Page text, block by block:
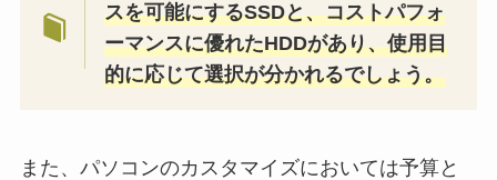
スを可能にするSSDと、コストパフォ
ーマンスに優れたHDDがあり、使用目
的に応じて選択が分かれるでしょう。
また、パソコンのカスタマイズにおいては予算と